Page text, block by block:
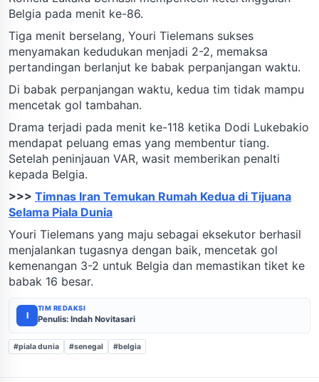
Belgia pada menit ke-86.
Tiga menit berselang, Youri Tielemans sukses
menyamakan kedudukan menjadi 2-2, memaksa
pertandingan berlanjut ke babak perpanjangan waktu.
Di babak perpanjangan waktu, kedua tim tidak mampu
mencetak gol tambahan.
Drama terjadi pada menit ke-118 ketika Dodi Lukebakio
mendapat peluang emas yang membentur tiang.
Setelah peninjauan VAR, wasit memberikan penalti
kepada Belgia.
>>> Timnas Iran Temukan Rumah Kedua di Tijuana
Selama Piala Dunia
Youri Tielemans yang maju sebagai eksekutor berhasil
menjalankan tugasnya dengan baik, mencetak gol
kemenangan 3-2 untuk Belgia dan memastikan tiket ke
babak 16 besar.
I
TIM REDAKSI
Penulis: Indah Novitasari
#piala dunia #senegal #belgia